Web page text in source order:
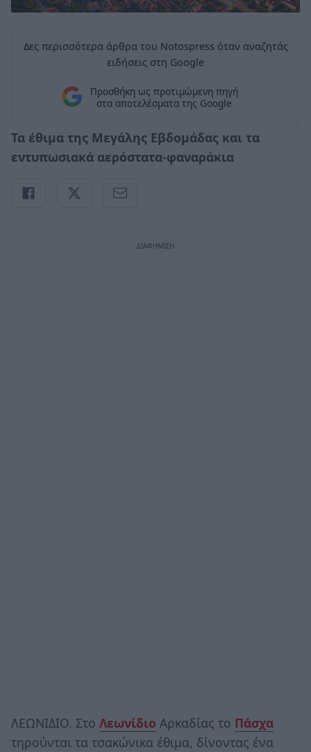
Δες περισσότερα άρθρα του Notospress όταν αναζητάς
ειδήσεις στη Google
Προσθήκη ως προτιμώμενη πηγή
στα αποτελέσματα της Google
Τα έθιμα της Μεγάλης Εβδομάδας και τα
εντυπωσιακά αερόστατα-φαναράκια
ΛΕΩΝΙΔΙΟ. Στο Λεωνίδιο Αρκαδίας το Πάσχα
τηρούνται τα τσακώνικα έθιμα, δίνοντας ένα